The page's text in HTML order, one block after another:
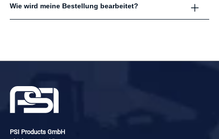
Wie wird meine Bestellung bearbeitet?
PSI Products GmbH